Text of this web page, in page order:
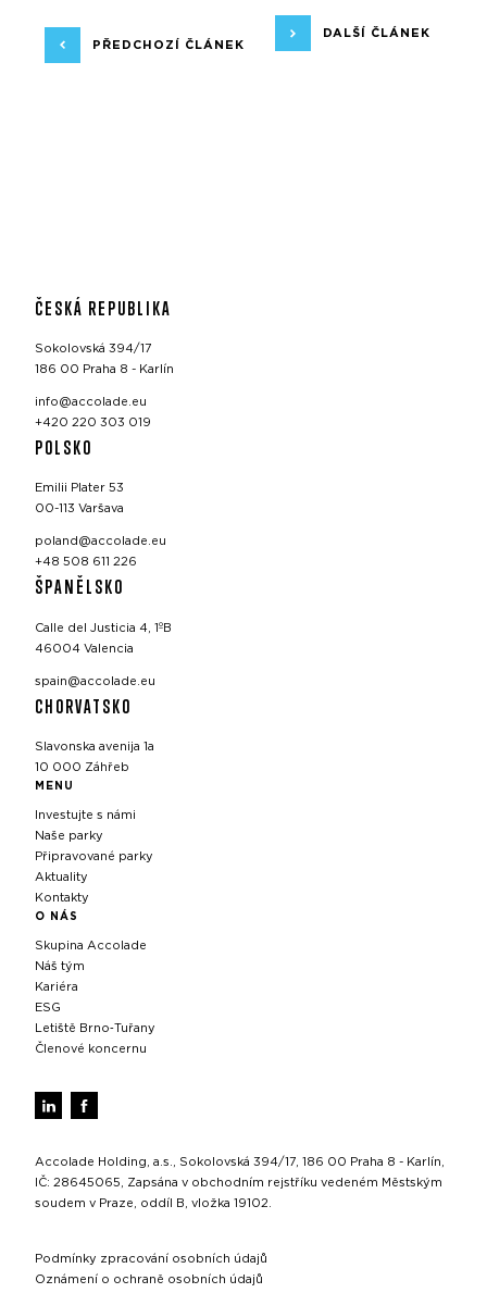
PŘEDCHOZÍ ČLÁNEK
DALŠÍ ČLÁNEK
ČESKÁ REPUBLIKA
Sokolovská 394/17
186 00 Praha 8 - Karlín
info@accolade.eu
+420 220 303 019
POLSKO
Emilii Plater 53
00-113 Varšava
poland@accolade.eu
+48 508 611 226
ŠPANĚLSKO
Calle del Justicia 4, 1ºB
46004 Valencia
spain@accolade.eu
CHORVATSKO
Slavonska avenija 1a
10 000 Záhřeb
MENU
Investujte s námi
Naše parky
Připravované parky
Aktuality
Kontakty
O NÁS
Skupina Accolade
Náš tým
Kariéra
ESG
Letiště Brno‑Tuřany
Členové koncernu
Accolade Holding, a.s., Sokolovská 394/17, 186 00 Praha 8 - Karlín,
IČ: 28645065, Zapsána v obchodním rejstříku vedeném Městským
soudem v Praze, oddíl B, vložka 19102.
Podmínky zpracování osobních údajů
Oznámení o ochraně osobních údajů